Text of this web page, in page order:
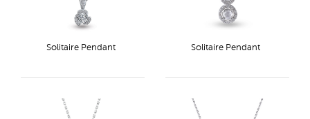
Solitaire Pendant Solitaire Pendant